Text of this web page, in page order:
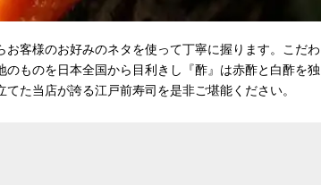
客様のお好みのネタを使って丁寧に握ります。こだわ
のものを日本全国から目利きし『酢』は赤酢と白酢を独
た当店が誇る江戸前寿司を是非ご堪能ください。